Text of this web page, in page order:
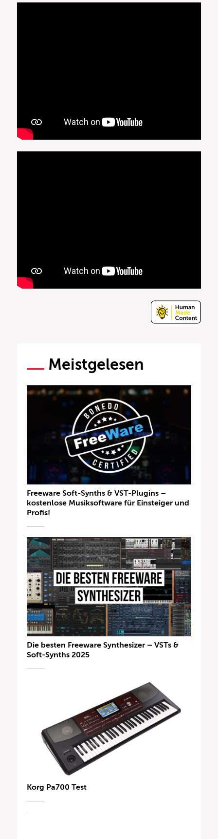
Meistgelesen
Freeware Soft-Synths & VST-Plugins –
kostenlose Musiksoftware für Einsteiger und
Profis!
Die besten Freeware Synthesizer – VSTs &
Soft-Synths 2025
Korg Pa700 Test